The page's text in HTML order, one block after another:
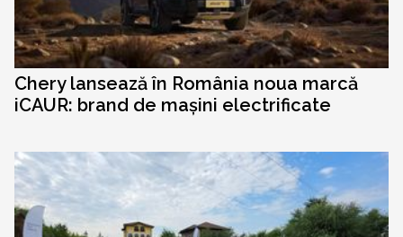
Chery lansează în România noua marcă
iCAUR: brand de mașini electrificate